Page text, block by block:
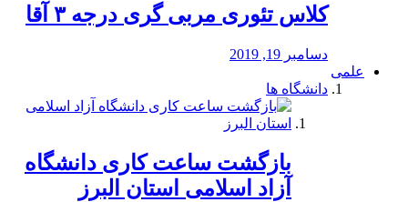
کلاس تئوری مربی گری درجه ۳ آقا
دسامبر 19, 2019
علمی
دانشگاه ها
بازگشت ساعت کاری دانشگاه
آزاد اسلامی استان البرز